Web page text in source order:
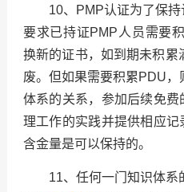
10、PMP认证为了保
要求已持证PMP人员需要
换新的证书，如到期未积
废。但如果需要积累PDU
体系的关系，参加后续免
理工作的实践并提供相应
含金量是可以保持的。
11、任何一门知识体系